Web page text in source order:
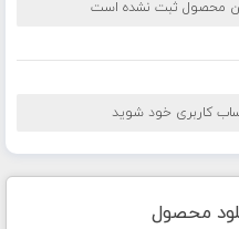
محصول ثبت نشده است
کاربری خود شوید
محصول